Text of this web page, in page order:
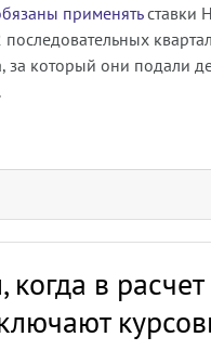
применятьставки
за который они подали
в